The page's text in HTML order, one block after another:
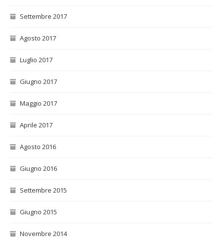
Settembre 2017
Agosto 2017
Luglio 2017
Giugno 2017
Maggio 2017
Aprile 2017
Agosto 2016
Giugno 2016
Settembre 2015
Giugno 2015
Novembre 2014